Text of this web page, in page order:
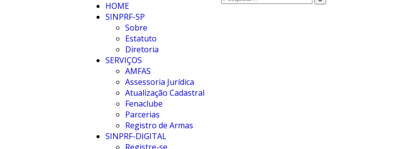
HOME
SINPRF-SP
Sobre
Estatuto
Diretoria
SERVIÇOS
AMFAS
Assessoria Jurídica
Atualização Cadastral
Fenaclube
Parcerias
Registro de Armas
SINPRF-DIGITAL